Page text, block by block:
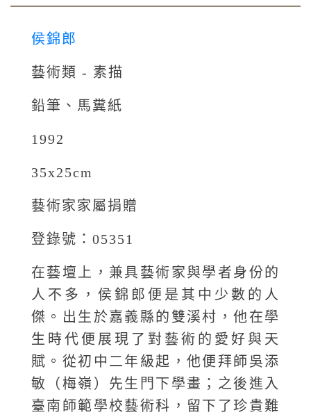
侯錦郎
藝術類 - 素描
鉛筆、馬糞紙
1992
35x25cm
藝術家家屬捐贈
登錄號：05351
在藝壇上，兼具藝術家與學者身份的
人不多，侯錦郎便是其中少數的人
傑。出生於嘉義縣的雙溪村，他在學
生時代便展現了對藝術的愛好與天
賦。從初中二年級起，他便拜師吳添
敏（梅嶺）先生門下學畫；之後進入
臺南師範學校藝術科，留下了珍貴難